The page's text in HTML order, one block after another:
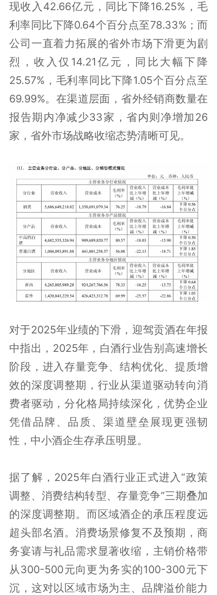
现收入42.66亿元，同比下降16.25%，毛
利率同比下降0.64个百分点至78.33%；而
公司一直着力拓展的省外市场下滑更为剧
烈，收入仅14.21亿元，同比大幅下降
25.57%，毛利率同比下降1.05个百分点至
69.99%。在渠道层面，省外经销商数量在
报告期内净减少33家，省内则净增加26
家，省外市场战略收缩态势清晰可见。
对于2025年业绩的下滑，迎驾贡酒在年报
中指出，2025年，白酒行业告别高速增长
阶段，进入存量竞争、结构优化、提质增
效的深度调整期，行业从渠道驱动转向消
费者驱动，分化格局持续深化，优势企业
凭借品牌、品质、渠道壁垒展现更强韧
性，中小酒企生存承压明显。
据了解，2025年白酒行业正式进入“政策
调整、消费结构转型、存量竞争”三期叠加
的深度调整期。而区域酒企的承压程度远
超头部名酒。消费场景修复不及预期，商
务宴请与礼品需求显著收缩，主销价格带
从300-500元向更为务实的100-300元下
沉，这对以区域市场为主、品牌溢价能力